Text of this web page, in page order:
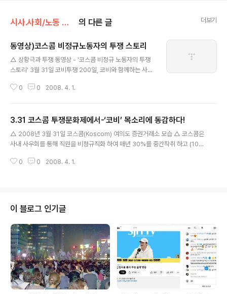
시사.사회/노동 뉴스 의 다른 글 더보기
동영상)코스콤 비정규노동자의 투쟁 스토리
△ 상황극과 투쟁 동영상 - '코스콤 비정규 노동자의 투쟁
스토리' 3월 31일 코비투쟁 200일, 코비와 함께하는 사무
0 0 2008. 4. 1.
3.31 코스콤 투쟁문화제에서-‘코비’ 목소리에 동감하다!
△ 2008년 3월 31일 코스콤(Koscom) 여의도 증권거래소 모습 △ 코스콤은
사내 사우회를 통해 직원을 비정규직화 하여 매년 30%를 중간착취 하고 (10년
노동조합 코스콤비정규지부는 작년 5월 19일 결의를 모아 2007년 9월부터
0 0 2008. 4. 1.
이 블로그 인기글